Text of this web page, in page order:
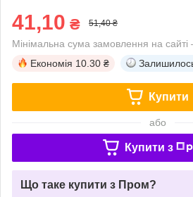
41,10 ₴ 51,40 ₴
Мінімальна сума замовлення на
Економія 10.30 ₴
Купити
або
Купити з
Що таке купити з Пром?